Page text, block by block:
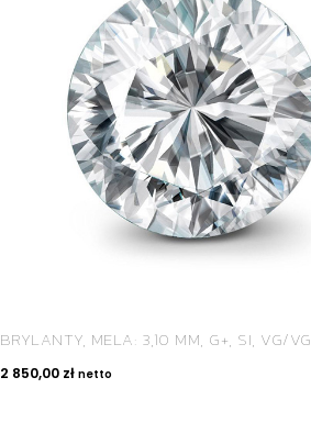
BRYLANTY, MELA: 3,10 MM, G+, SI, VG/VG
2 850,00 zł netto